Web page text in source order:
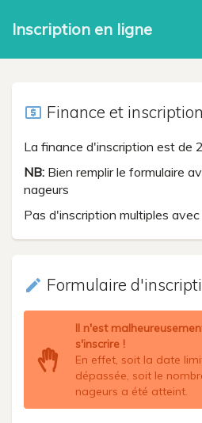
Inscription en ligne
local_atm Finance et inscription
La finance d'inscription est de
NB: Bien remplir le formulaire
nageurs
Pas d'inscription multiples
create Formulaire
Il n'est
s'inscrire !
En effet, soit la date
dépassée, soit le
nageurs a été atteint.